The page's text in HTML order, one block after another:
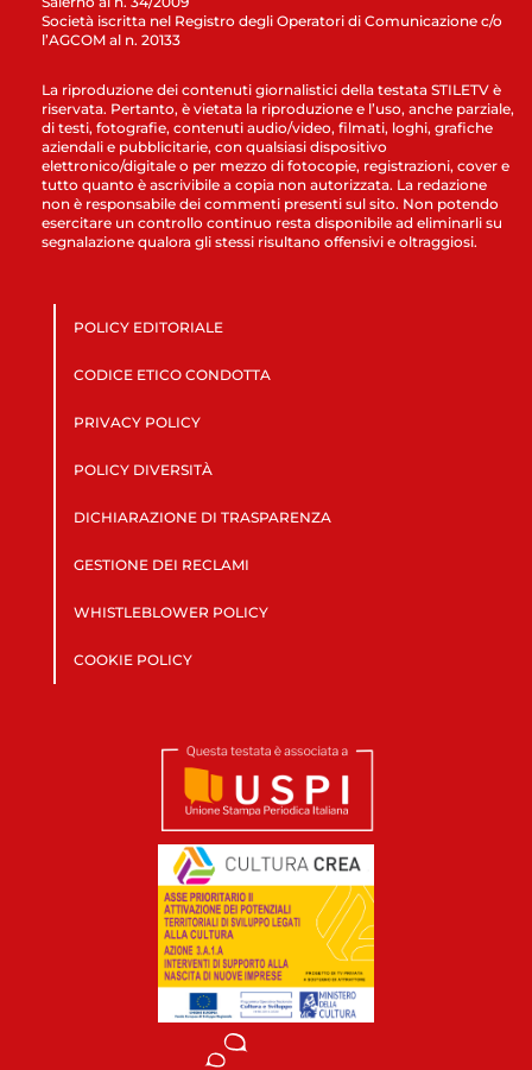
Società iscritta nel Registro degli Operatori di Comunicazione c/o
l’AGCOM al n. 20133
La riproduzione dei contenuti giornalistici della testata STILETV è
riservata. Pertanto, è vietata la riproduzione e l’uso, anche parziale,
di testi, fotografie, contenuti audio/video, filmati, loghi, grafiche
aziendali e pubblicitarie, con qualsiasi dispositivo
elettronico/digitale o per mezzo di fotocopie, registrazioni, cover e
tutto quanto è ascrivibile a copia non autorizzata. La redazione
non è responsabile dei commenti presenti sul sito. Non potendo
esercitare un controllo continuo resta disponibile ad eliminarli su
segnalazione qualora gli stessi risultano offensivi e oltraggiosi.
POLICY EDITORIALE
CODICE ETICO CONDOTTA
PRIVACY POLICY
POLICY DIVERSITÀ
DICHIARAZIONE DI TRASPARENZA
GESTIONE DEI RECLAMI
WHISTLEBLOWER POLICY
COOKIE POLICY